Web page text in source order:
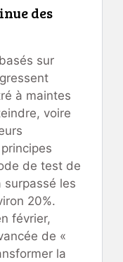
des
sur
à maintes
voire
de test de
surpassé les
20%.
février,
de «
la